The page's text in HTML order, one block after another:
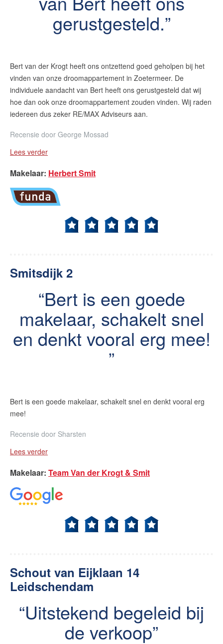
gerustgesteld.
Bert van der Krogt heeft ons ontzettend goed geholpen bij het
vinden van onze droomappartement in Zoetermeer. De
individuele aandacht van Bert heeft ons gerustgesteld dat wij
hoe dan ook onze droomappartement zouden vinden. Wij raden
iedereen dus zeker RE/MAX Adviseurs aan.
Recensie door George Mossad
Lees verder
Makelaar: Herbert Smit
Smitsdijk 2
Bert is een goede
makelaar, schakelt snel
en denkt vooral erg mee!
Bert is een goede makelaar, schakelt snel en denkt vooral erg
mee!
Recensie door Sharsten
Lees verder
Makelaar: Team Van der Krogt & Smit
Schout van Eijklaan 14
Leidschendam
Uitstekend begeleid bij
de verkoop